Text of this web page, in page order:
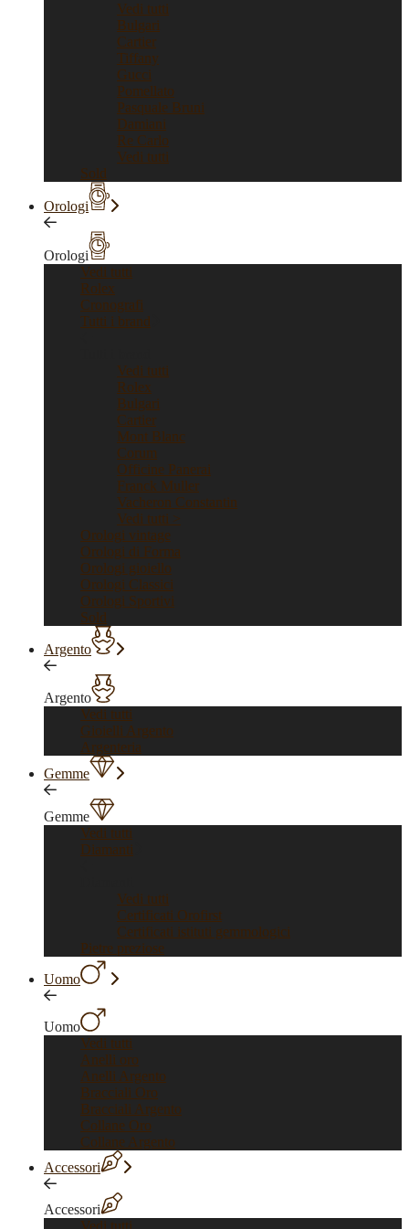
Vedi tutti
Bulgari
Cartier
Tiffany
Gucci
Pomellato
Pasquale Bruni
Damiani
Re Carlo
Vedi tutti
Sold
Orologi
Orologi
Vedi tutti
Rolex
Cronografi
Tutti i brand
Vedi tutti
Rolex
Bulgari
Cartier
Mont Blanc
Corum
Officine Panerai
Franck Muller
Vacheron Constantin
Vedi tutti >
Orologi vintage
Orologi di Forma
Orologi gioiello
Orologi Classici
Orologi Sportivi
Sold
Argento
Argento
Vedi tutti
Gioielli Argento
Argenteria
Gemme
Gemme
Vedi tutti
Diamanti
Vedi tutti
Certificati Orofirst
Certificati istituti gemmologici
Pietre preziose
Uomo
Uomo
Vedi tutti
Anelli oro
Anelli Argento
Bracciali Oro
Bracciali Argento
Collane Oro
Collane Argento
Accessori
Accessori
Vedi tutti